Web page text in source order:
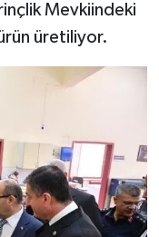
Mevkiindeki
üretiliyor.